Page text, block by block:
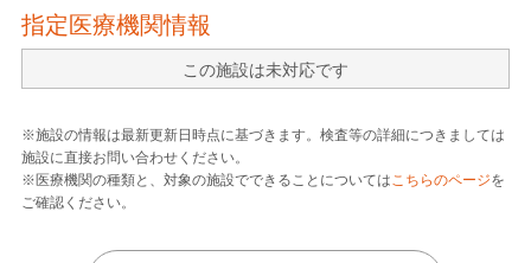
指定医療機関情報
この施設は未対応です
※施設の情報は最新更新日時点に基づきます。検査等の詳細につきましては
施設に直接お問い合わせください。
※医療機関の種類と、対象の施設でできることについてはこちらのページを
ご確認ください。